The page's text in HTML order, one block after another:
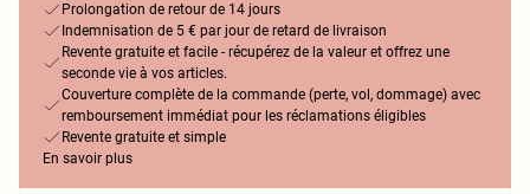
Prolongation de retour de 14 jours
Indemnisation de 5 € par jour de retard de livraison
Revente gratuite et facile - récupérez de la valeur et offrez une
seconde vie à vos articles.
Couverture complète de la commande (perte, vol, dommage) avec
remboursement immédiat pour les réclamations éligibles
Revente gratuite et simple
En savoir plus